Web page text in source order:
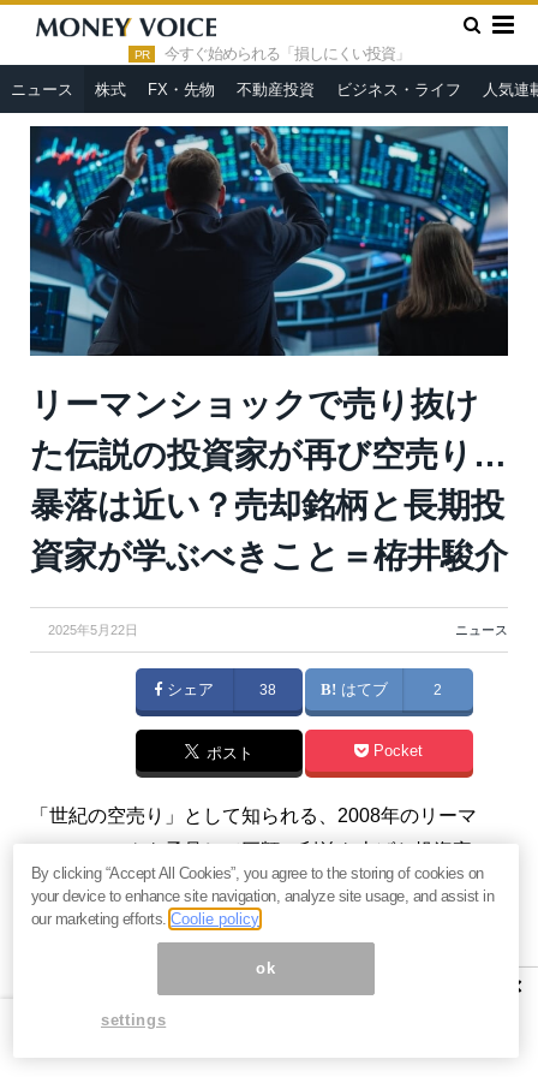
PR 今すぐ始められる「損しにくい投資」
ニュース 株式 FX・先物 不動産投資 ビジネス・ライフ 人気連
HOME » ニュース »
リーマンショックで売り抜けた伝説の投資
家が再び空売り…暴落は近い？売却銘柄と長期投資家が学ぶべきこ
リーマンショックで売り抜け
た伝説の投資家が再び空売り…
暴落は近い？売却銘柄と長期投
資家が学ぶべきこと＝栫井駿介
2025年5月22日 ニュース
シェア 38 はてブ 2
ポスト Pocket
「世紀の空売り」として知られる、2008年のリーマ
ン・ショックを予見して巨額の利益を上げた投資家マ
イケル・バーリ氏。彼の動向は常に世界の投資家から
注目を集めています。映画「マネーショート」のモデ
売りを仕掛けていると話題になっています。この記事
では、マイケル・バーリ氏の過去の成功、現在の投資
スタンス、そして彼が警戒する現在の市場環境につい
×
By clicking “Accept All Cookies”, you agree to the storing of cookies on
your device to enhance site navigation, analyze site usage, and assist in
our marketing efforts.Coolie policy
ok
settings